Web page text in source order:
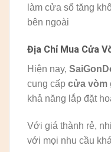
làm cửa sổ tăng
bên ngoài
Địa Chỉ Mua Cửa
Hiện nay,
cung cấp cửa vòm
khả năng lắp đặt
Với giá thành rẻ,
với mọi nhu cầu